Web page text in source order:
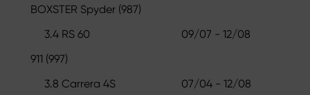
BOXSTER Spyder (987)
3.4 RS 60
09/07 - 12/08
911 (997)
3.8 Carrera 4S
07/04 - 12/08